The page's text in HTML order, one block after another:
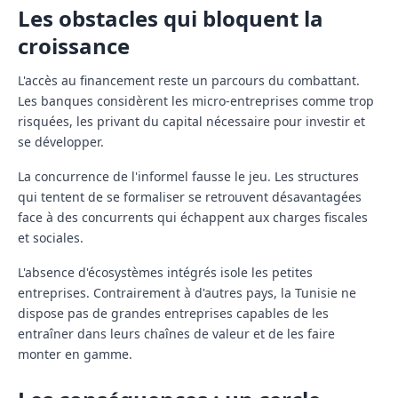
Les obstacles qui bloquent la
croissance
L'accès au financement reste un parcours du combattant.
Les banques considèrent les micro-entreprises comme trop
risquées, les privant du capital nécessaire pour investir et
se développer.
La concurrence de l'informel fausse le jeu. Les structures
qui tentent de se formaliser se retrouvent désavantagées
face à des concurrents qui échappent aux charges fiscales
et sociales.
L'absence d'écosystèmes intégrés isole les petites
entreprises. Contrairement à d'autres pays, la Tunisie ne
dispose pas de grandes entreprises capables de les
entraîner dans leurs chaînes de valeur et de les faire
monter en gamme.